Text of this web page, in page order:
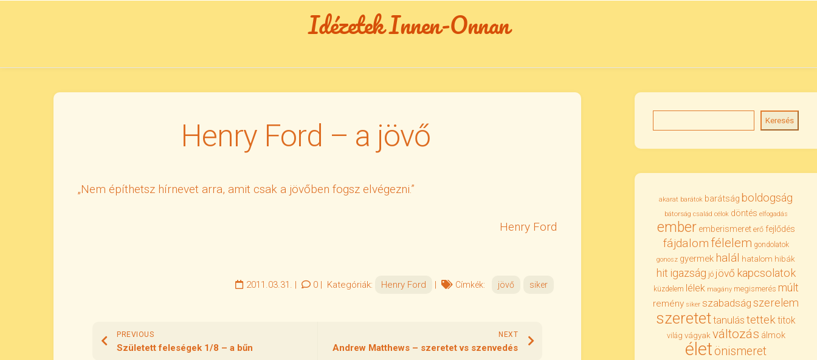
Idézetek Innen-Onnan
Henry Ford – a jövő
„Nem építhetsz hírnevet arra, amit csak a jövőben fogsz elvégezni.”
Henry Ford
2011.03.31. | 0| Kategóriák: Henry Ford | Címkék: jövő siker
NEXT
Andrew Matthews – szeretet vs szenvedés
PREVIOUS
Született feleségek 1/8 – a bűn
Keresés
akarat barátok barátság boldogság
bátorság család célok döntés elfogadás
ember emberismeret erő fejlődés
fájdalom félelem gondolatok
gonosz gyermek halál hatalom hibák
hit igazság jó jövő kapcsolatok
küzdelem lélek magány megismerés múlt
remény siker szabadság szerelem
szeretettanulás tettektitok
világ vágyak változás álmok
életönismeret